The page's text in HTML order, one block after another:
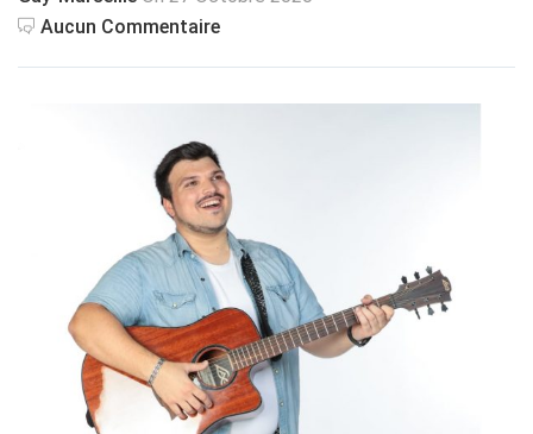
Aucun Commentaire